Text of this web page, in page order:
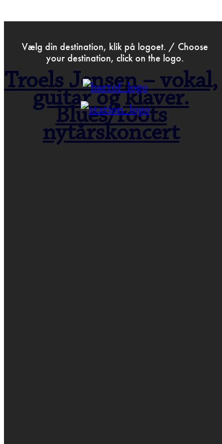
Vælg din destination, klik på logoet. / Choose
your destination, click on the logo.
Troels Jensen – vokal,
guitar og klaver.
Blues/roots
nytårskoncert